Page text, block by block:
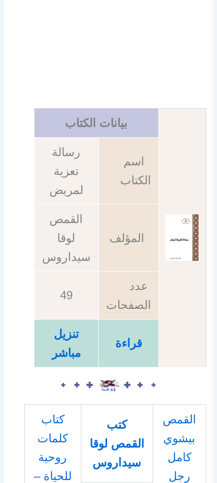
بيانات الكتاب
اسم
الكتاب
رسالة
تعزية
لمريض
المؤلف
القمص
لوقا
سيداروس
عدد
الصفحات
49
قراءة
تنزيل
مباشر
القمص
بيشوي
كامل
رجل
كتب
القمص لوقا
سيداروس
كتاب
كلمات
روحية
للحياة –